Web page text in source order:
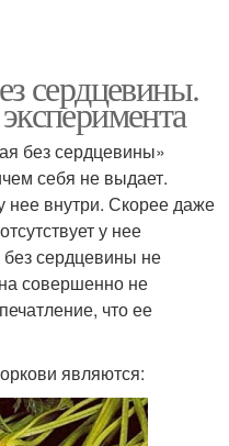
сердцевины.
без сердцевины»
себя не выдает.
нее внутри. Скорее даже
у нее
сердцевины не
совершенно не
что ее
являются: